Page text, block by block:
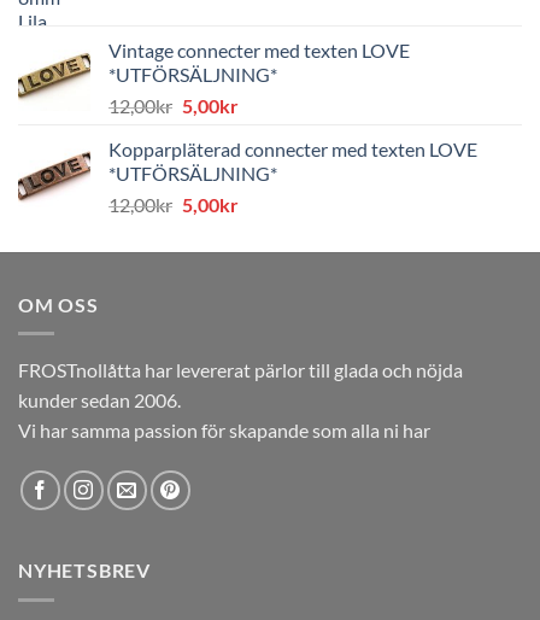
var:
8,00kr.
är:
4,00kr.
Vintage connecter med texten LOVE
*UTFÖRSÄLJNING*
12,00kr Det
priset
var:
12,00kr.
5,00krDet
priset
är:
5,00kr.
Kopparpläterad connecter med texten LOVE
*UTFÖRSÄLJNING*
12,00kr Det
priset
5,00krDet
priset
OM OSS
FROSTnollåtta har levererat pärlor till glada och nöjda
kunder sedan 2006.
Vi har samma passion för skapande som alla ni har
NYHETSBREV